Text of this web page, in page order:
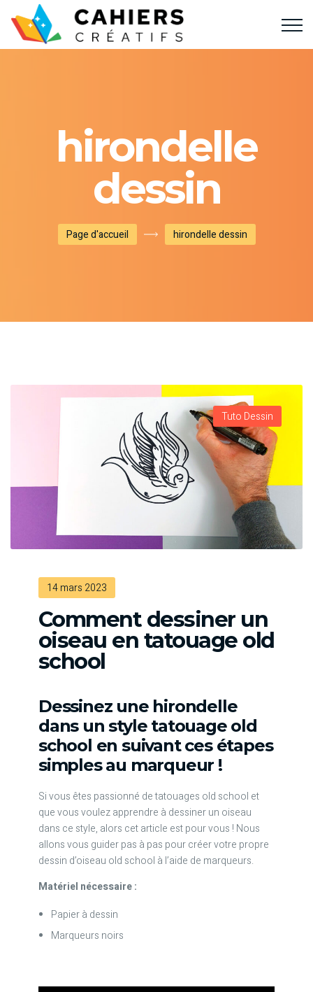
hirondelle
dessin
Page d'accueil hirondelle dessin
Tuto Dessin
14 mars 2023
Comment dessiner un
oiseau en tatouage old
school
Dessinez une hirondelle
dans un style tatouage old
school en suivant ces étapes
simples au marqueur !
Si vous êtes passionné de tatouages old school et
que vous voulez apprendre à dessiner un oiseau
dans ce style, alors cet article est pour vous ! Nous
allons vous guider pas à pas pour créer votre propre
dessin d’oiseau old school à l’aide de marqueurs.
Matériel nécessaire :
Papier à dessin
Marqueurs noirs